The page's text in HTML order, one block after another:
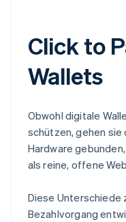
Click to
Wallets
Obwohl digitale
schützen, gehen sie
Hardware
als reine, offene
Diese Unterschiede
Bezahlvorgang